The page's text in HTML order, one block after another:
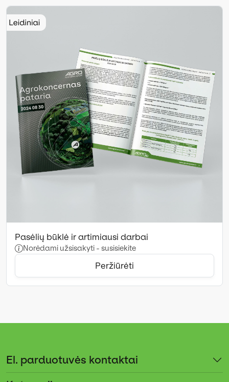
Pasėlių būklė ir artimiausi darbai
Norėdami užsisakyti - susisiekite
Peržiūrėti
El. parduotuvės kontaktai